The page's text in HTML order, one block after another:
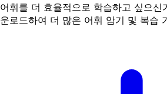
어휘를 더 효율적으로 학습하고 싶으
운로드하여 더 많은 어휘 암기 및 복습